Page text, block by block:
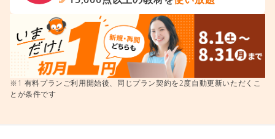
すべて
無料
7日間
レッスン受け放題
AIロールプレイで練習し放題
15,000点以上の教材を使い放題